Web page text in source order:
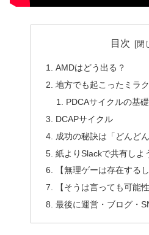
目次
AMDはどう出る？
地方でも起こったミラ
PDCAサイクルの基礎
DCAPサイクル
成功の秘訣は「どんど
紙よりSlackで共有しよ
【無理ゲーは存在するし
【そうは言っても可能
最後に運営・ブログ・